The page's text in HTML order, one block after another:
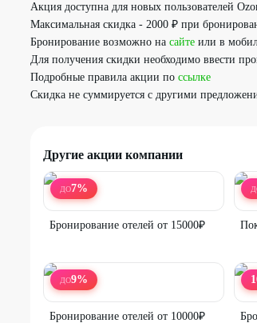
Акция доступна для новых пользователей
Максимальная скидка - 2000 ₽ при
Бронирование возможно на сайте или в
Для получения скидки необходимо ввести
Подробные правила акции по ссылке
Скидка не суммируется с другими
Другие акции компании
ДО7%
Бронирование отелей от 15000₽
ДО9%
Бронирование отелей от 10000₽